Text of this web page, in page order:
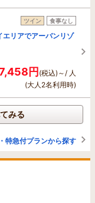
ツイン 食事なし
エリアでアーバンリゾ
円(税込)～/ 人
(大人2名利用時)
みる
特急付プランから探す